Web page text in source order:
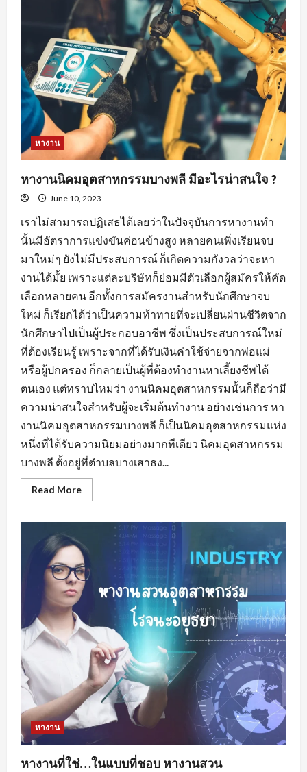
พนักงาน
ขาย
สร้าง
ความ
พึง
พอใจ
ให้
แก่
องค์กร
หางาน
หางานนิคมอุตสาหกรรมบางพลี มีอะไรน่าสนใจ ?
June 10, 2023
เราไม่สามารถปฏิเสธได้เลยว่าในปัจจุบันการหางานทำ
นั้นมีอัตราการแข่งขันค่อนข้างสูง หลายคนเพิ่งเรียนจบ
มาใหม่ๆ ยังไม่มีประสบการณ์ ก็เกิดความกังวลว่าจะหา
งานได้มั้ย เพราะแต่ละบริษัทก็ย่อมมีตัวเลือกผู้สมัครให้คัด
เลือกหลายคน อีกทั้งการสมัครงานสำหรับนักศึกษาจบ
ใหม่ ก็เรียกได้ว่าเป็นความท้าทายที่จะเปลี่ยนผ่านชีวิตจาก
นักศึกษาไปเป็นผู้ประกอบอาชีพ ซึ่งเป็นประสบการณ์ใหม่
ที่ต้องเรียนรู้ เพราะจากที่ได้รับเงินค่าใช้จ่ายจากพ่อแม่
หรือผู้ปกครอง ก็กลายเป็นผู้ที่ต้องทำงานหาเลี้ยงชีพได้
ตนเอง แต่ทราบไหมว่า งานนิคมอุตสาหกรรมนั้นก็ถือว่ามี
ความน่าสนใจสำหรับผู้จะเริ่มต้นทำงาน อย่างเช่นการ หา
งานนิคมอุตสาหกรรมบางพลี ก็เป็นนิคมอุตสาหกรรมแห่ง
หนึ่งที่ได้รับความนิยมอย่างมากทีเดียว นิคมอุตสาหกรรม
บางพลี ตั้งอยู่ที่ตำบลบางเสาธง...
Read MoreRead
more
อุตสาหกรรม
บางพลี
มี
อะไร
น่า
สนใจ
หางาน
หางานที่ใช่…ในแบบที่ชอบ หางานสวน